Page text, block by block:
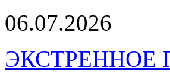
06.07.2026
ЭКСТРЕННОЕ